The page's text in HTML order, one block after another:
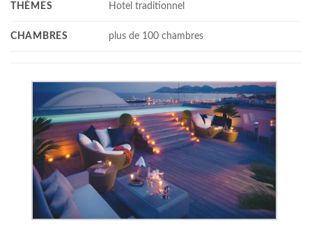
THÈMES Hotel traditionnel
CHAMBRES plus de 100 chambres